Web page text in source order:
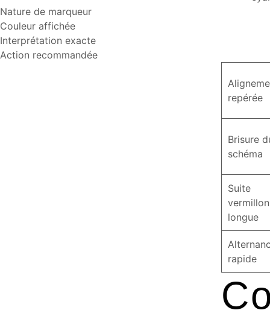
Nature de marqueur
Couleur affichée
Interprétation exacte
Action recommandée
repérée
Brisure
schéma
Suite
vermillon
longue
rapide